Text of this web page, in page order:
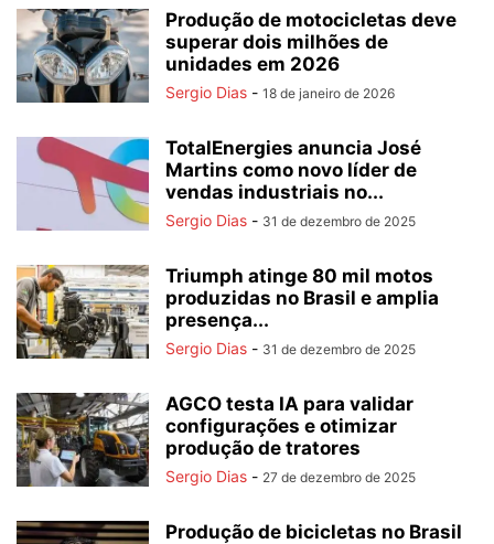
Produção de motocicletas deve
superar dois milhões de
unidades em 2026
Sergio Dias - 18 de janeiro de 2026
TotalEnergies anuncia José
Martins como novo líder de
vendas industriais no...
Sergio Dias - 31 de dezembro de 2025
Triumph atinge 80 mil motos
produzidas no Brasil e amplia
presença...
Sergio Dias - 31 de dezembro de 2025
AGCO testa IA para validar
configurações e otimizar
produção de tratores
Sergio Dias - 27 de dezembro de 2025
Produção de bicicletas no Brasil